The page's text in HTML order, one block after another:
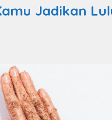
Jadikan